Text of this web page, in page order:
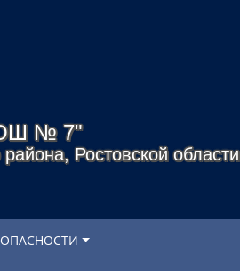
№ 7"
Ростовской области